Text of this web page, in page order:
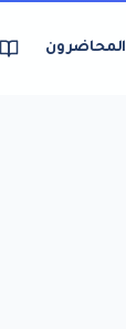
المحاضرون